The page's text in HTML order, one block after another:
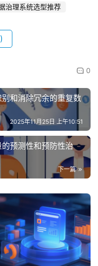
治理系统选型推荐
0
和消除冗余的重复数
2025年11月25日 上午10:51
预测性和预防性治
下一篇